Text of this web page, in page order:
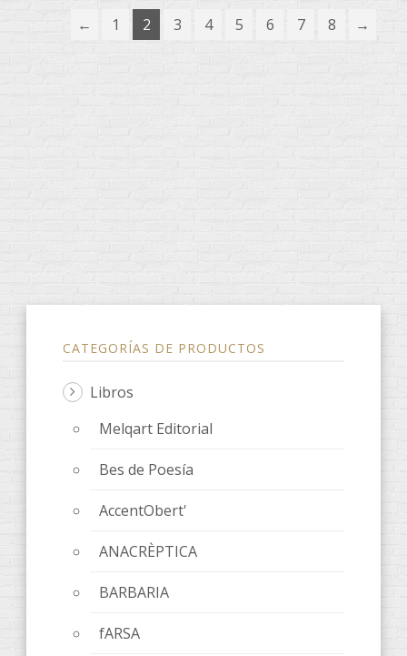
← 1 2 3 4 5 6 7 8 →
CATEGORÍAS DE PRODUCTOS
Libros
Melqart Editorial
Bes de Poesía
AccentObert'
ANACRÈPTICA
BARBARIA
fARSA